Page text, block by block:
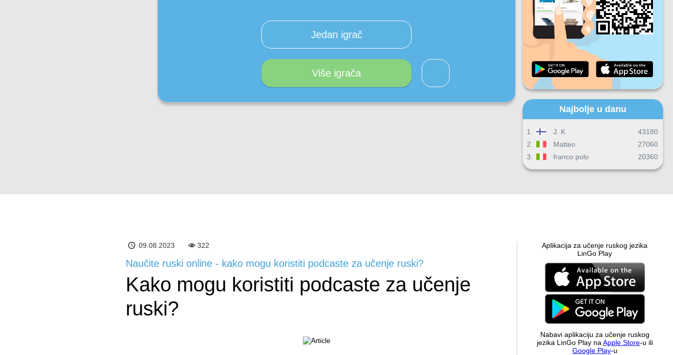
Jedan igrač
Više igrača
Dnevni progres
Mjesečni progres
Ukupni progres
Najbolje u danu
1. J. K
43180
2.
Matteo
27060
3.
franco polo 20360
09.08.2023 322
Naučite ruski online - kako mogu koristiti podcaste za učenje ruski?
Kako mogu koristiti podcaste za učenje
ruski?
Aplikacija za učenje ruskog jezika
LinGo Play
Nabavi aplikaciju za učenje ruskog
jezika LinGo Play na Apple Store-u ili
Google Play-u